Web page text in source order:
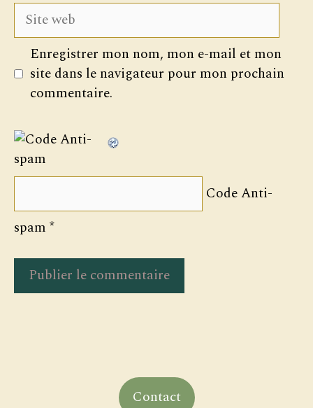
Site
web
Enregistrer mon nom, mon e-mail et mon
site dans le navigateur pour mon prochain
commentaire.
Code Anti-
spam *
Contact